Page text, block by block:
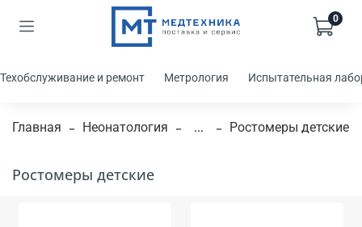
0
Техобслуживание и ремонт Метрология Испытательная
Главная Неонатология ... Ростомеры детские
Ростомеры детские